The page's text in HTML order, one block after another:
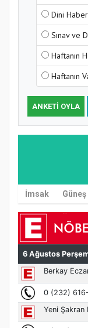
Dini
Sınav ve
Haftanın
Haftanın
ANKETI OYLA
İmsak Güneş